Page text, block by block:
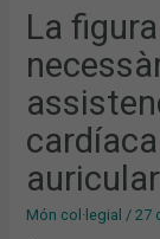
La
auricular
Món col·legial /27
ASSISTENCIAL
DE
LA
CARDÍACA
LA
FIBRIL·LACIÓ
AURICULAR